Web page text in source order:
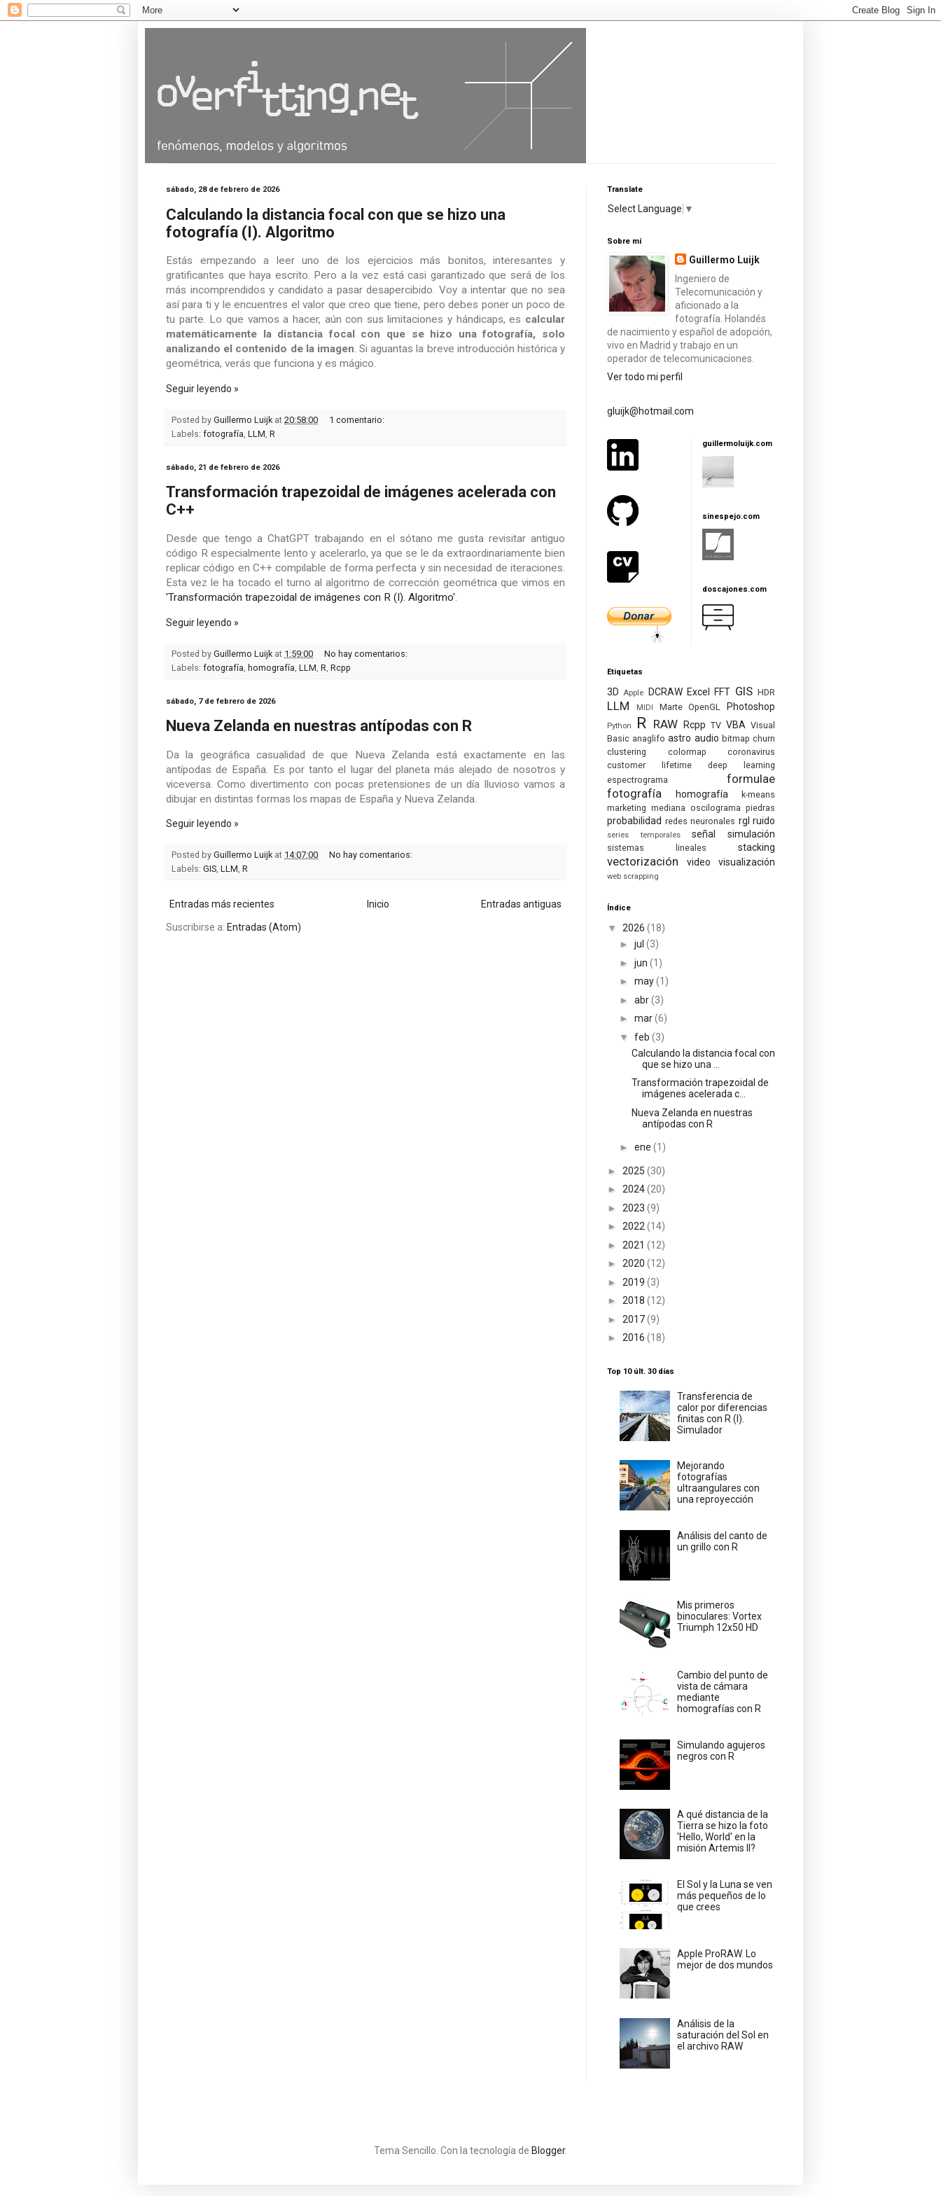
sábado, 28 de febrero de 2026
Calculando la distancia focal con que se hizo una
fotografía (I). Algoritmo
Estás empezando a leer uno de los ejercicios más bonitos, interesantes y
gratificantes que haya escrito. Pero a la vez está casi garantizado que será de los
más incomprendidos y candidato a pasar desapercibido. Voy a intentar que no sea
así para ti y le encuentres el valor que creo que tiene, pero debes poner un poco de
tu parte. Lo que vamos a hacer, aún con sus limitaciones y hándicaps, es calcular
matemáticamente la distancia focal con que se hizo una fotografía, solo
analizando el contenido de la imagen. Si aguantas la breve introducción histórica y
geométrica, verás que funciona y es mágico.
Seguir leyendo »
Posted by Guillermo Luijk at 20:58:00
1 comentario:
Labels: fotografía LLM R
sábado, 21 de febrero de 2026
Transformación trapezoidal de imágenes acelerada con
C++
Desde que tengo a ChatGPT trabajando en el sótano me gusta revisitar antiguo
código R especialmente lento y acelerarlo, ya que se le da extraordinariamente bien
replicar código en C++ compilable de forma perfecta y sin necesidad de iteraciones.
Esta vez le ha tocado el turno al algoritmo de corrección geométrica que vimos en
'Transformación trapezoidal de imágenes con R (I). Algoritmo'.
Seguir leyendo »
Posted by Guillermo Luijk at 1:59:00
No hay comentarios:
Labels: fotografía homografía LLM R Rcpp
sábado, 7 de febrero de 2026
Nueva Zelanda en nuestras antípodas con R
Da la geográfica casualidad de que Nueva Zelanda está exactamente en las
antípodas de España. Es por tanto el lugar del planeta más alejado de nosotros y
viceversa. Como divertimento con pocas pretensiones de un día lluvioso vamos a
dibujar en distintas formas los mapas de España y Nueva Zelanda.
Seguir leyendo »
Posted by Guillermo Luijk at 14:07:00
No hay comentarios:
Labels: GIS, LLM, R
Entradas más recientes Entradas antiguas
Inicio
Suscribirse a: Entradas (Atom)
Translate
Select Language ▼
Sobre mí
Guillermo Luijk
Ingeniero de
Telecomunicación y
aficionado a la
fotografía. Holandés
de nacimiento y español de adopción,
vivo en Madrid y trabajo en un
operador de telecomunicaciones.
Ver todo mi perfil
gluijk@hotmail.com
guillermoluijk.com
sinespejo.com
doscajones.com
Etiquetas
3D Apple DCRAW Excel FFT GIS HDR
LLM MIDI Marte OpenGL Photoshop
Python R RAW Rcpp TV VBA Visual
Basic anaglifo astro audio bitmap churn
clustering
colormap
coronavirus
customer lifetime
deep learning
espectrograma
formulae
fotografía
homografía
k-means
marketing mediana oscilograma piedras
probabilidad redes neuronales rgl ruido
series temporales señal simulación
sistemas lineales stacking
vectorización video visualización
web scrapping
Índice
▼ 2026 (18)
► jul (3)
► jun (1)
► may(1)
► abr(3)
► mar(6)
▼ feb (3)
Calculando la distancia focal con
que se hizo una ...
Transformación trapezoidal de
imágenes acelerada c...
Nueva Zelanda en nuestras
antípodas con R
► ene (1)
► 2025 (30)
► 2024(20)
► 2023 (9)
► 2022(14)
► 2021 (12)
► 2020 (12)
► 2019 (3)
► 2018 (12)
► 2017(9)
► 2016 (18)
Top 10 últ. 30 días
Transferencia de
calor por diferencias
finitas con R (I).
Simulador
Mejorando
fotografías
ultraangulares con
una reproyección
Análisis del canto de
un grillo con R
Mis primeros
binoculares: Vortex
Triumph 12x50 HD
Cambio del punto de
vista de cámara
mediante
homografías con R
Simulando agujeros
negros con R
A qué distancia de la
Tierra se hizo la foto
'Hello, World' en la
misión Artemis II?
El Sol y la Luna se ven
más pequeños de lo
que crees
Apple ProRAW. Lo
mejor de dos mundos
Análisis de la
saturación del Sol en
el archivo RAW
Tema Sencillo. Con la tecnología de Blogger.